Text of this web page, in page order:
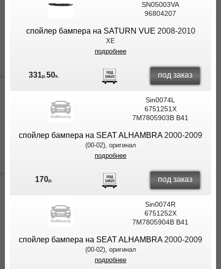
SN05003VA
96804207
спойлер бампера на SATURN VUE 2008-2010
XE
подробнее
331р. 50к. под заказ
Sin0074L
6751251X
7M7805903B B41
спойлер бампера на SEAT ALHAMBRA2000-2009
(00-02), оригинал
подробнее
170р. под заказ
Sin0074R
6751252X
7M7805904B B41
спойлер бампера на SEAT ALHAMBRA2000-2009
(00-02), оригинал
подробнее